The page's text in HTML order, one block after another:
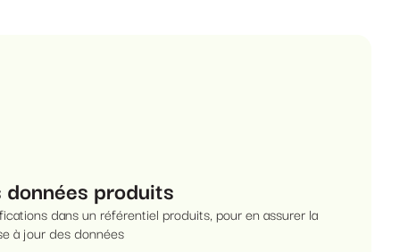
produits
dans un référentiel produits, pour en assurer la
à jour des données